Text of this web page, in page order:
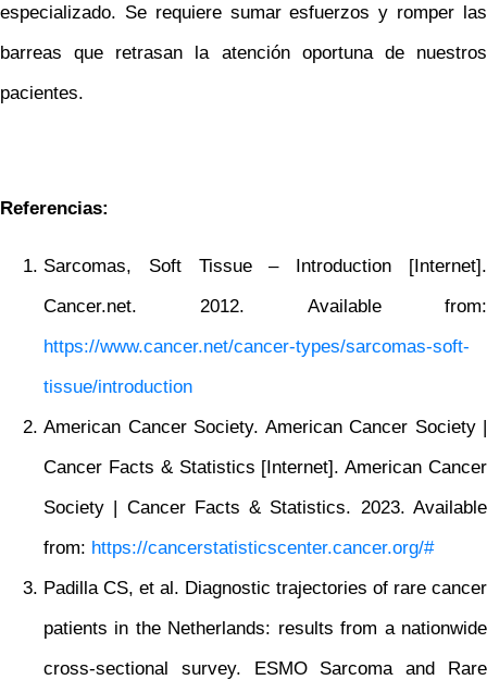
especializado. Se requiere sumar esfuerzos y romper las
barreas que retrasan la atención oportuna de nuestros
pacientes.
Referencias:
Sarcomas, Soft Tissue – Introduction [Internet].
Cancer.net. 2012. Available from:
https://www.cancer.net/cancer-types/sarcomas-soft-
tissue/introduction
American Cancer Society. American Cancer Society |
Cancer Facts & Statistics [Internet]. American Cancer
Society | Cancer Facts & Statistics. 2023. Available
from: https://cancerstatisticscenter.cancer.org/#
Padilla CS, et al. Diagnostic trajectories of rare cancer
patients in the Netherlands: results from a nationwide
cross-sectional survey. ESMO Sarcoma and Rare